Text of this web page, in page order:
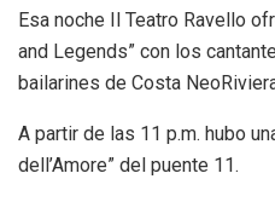
Esa noche Il Teatro Ravello
and Legends” con los
bailarines de Costa
A partir de las 11 p.m. hubo
dell’Amore” del puente 11.